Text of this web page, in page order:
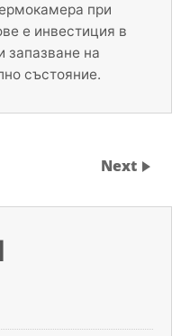
при
е инвестиция в
запазване на
състояние.
Next